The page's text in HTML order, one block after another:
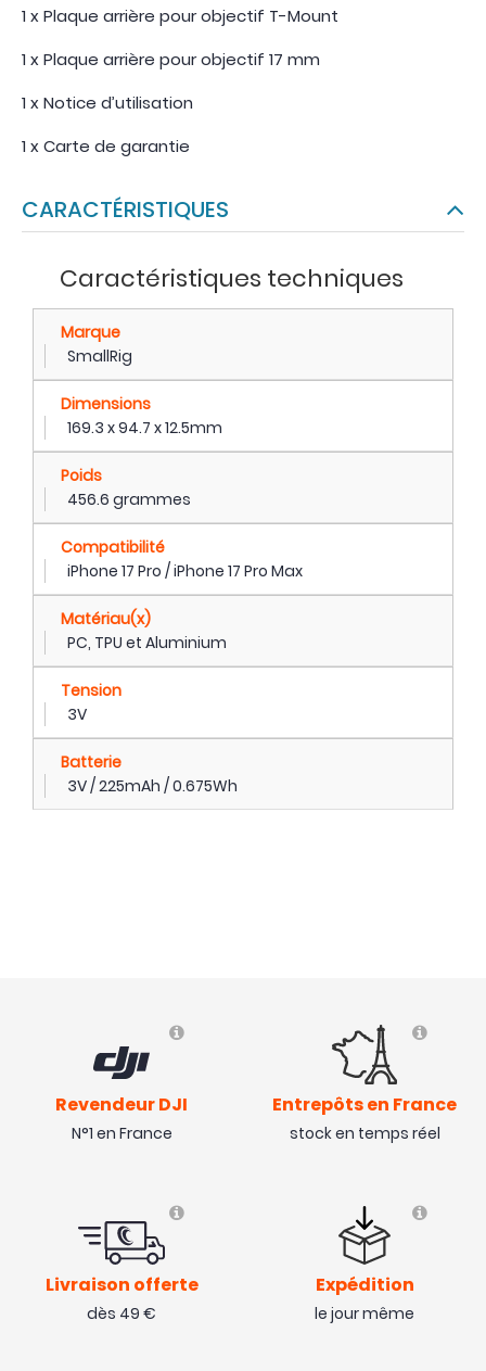
1 x Plaque arrière pour objectif T-Mount
1 x Plaque arrière pour objectif 17 mm
1 x Notice d’utilisation
1 x Carte de garantie
CARACTÉRISTIQUES
Caractéristiques techniques
Marque
SmallRig
Dimensions
169.3 x 94.7 x 12.5mm
Poids
456.6 grammes
Compatibilité
iPhone 17 Pro / iPhone 17 Pro Max
Matériau(x)
PC, TPU et Aluminium
Tension
3V
Batterie
3V / 225mAh / 0.675Wh
Revendeur DJI
N°1 en France
Entrepôts en France
stock en temps réel
Livraison offerte
dès 49 €
Expédition
le jour même